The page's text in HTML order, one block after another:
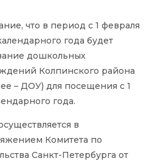
что в период с 1 февраля
года будет
дошкольных
Колпинского района
– ДОУ) для посещения с 1
года.
в
Комитета по
Санкт-Петербурга от